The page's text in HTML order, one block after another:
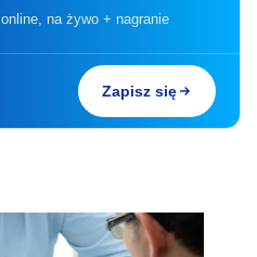
online, na żywo + nagranie
Zapisz się